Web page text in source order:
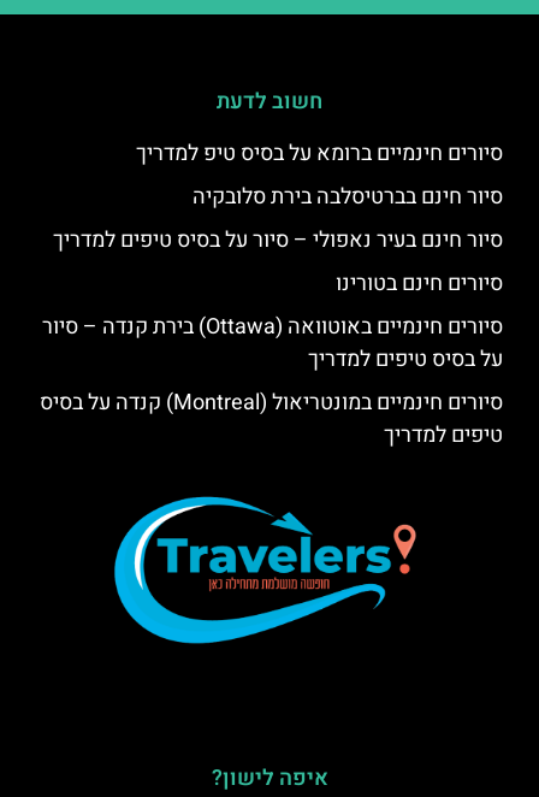
חשוב לדעת
סיורים חינמיים ברומא על בסיס טיפ למדריך
סיור חינם בברטיסלבה בירת סלובקיה
סיור חינם בעיר נאפולי – סיור על בסיס טיפים למדריך
סיורים חינם בטורינו
סיורים חינמיים באוטוואה (Ottawa) בירת קנדה – סיור
על בסיס טיפים למדריך
סיורים חינמיים במונטריאול (Montreal) קנדה על בסיס
טיפים למדריך
איפה לישון?